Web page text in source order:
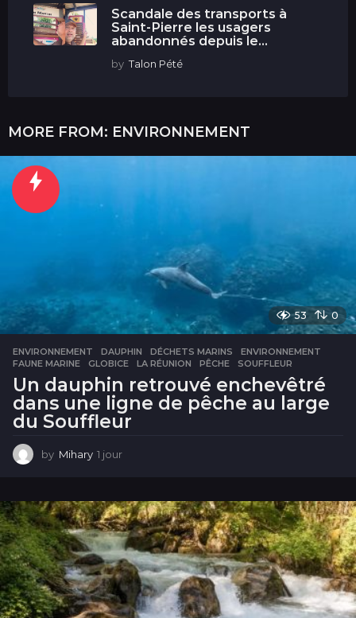
Scandale des transports à
Saint-Pierre les usagers
abandonnés depuis le...
by Talon Pété
MORE FROM: ENVIRONNEMENT
53 0
ENVIRONNEMENT DAUPHIN ,DÉCHETS MARINS ,ENVIRONNEMENT
FAUNE MARINE
,GLOBICE ,LA RÉUNION ,PÊCHE ,SOUFFLEUR
Un dauphin retrouvé enchevêtré
dans une ligne de pêche au large
du Souffleur
by Mihary 1 jour
u
r